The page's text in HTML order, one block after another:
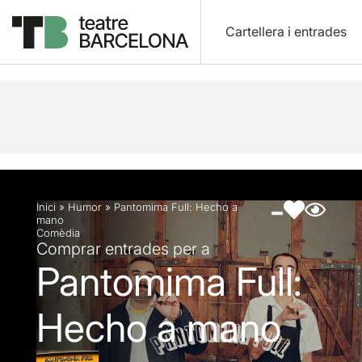
Cartellera i entrades
Descripció Fitxa artística Fotos i vídeos
Inici » Humor » Pantomima Full: Hecho a
mano
Comèdia
Comprar entrades per a
Pantomima Full:
Hecho a mano